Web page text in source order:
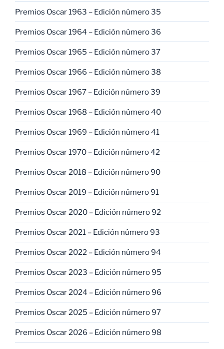
Premios Oscar 1963 – Edición número 35
Premios Oscar 1964 – Edición número 36
Premios Oscar 1965 – Edición número 37
Premios Oscar 1966 – Edición número 38
Premios Oscar 1967 – Edición número 39
Premios Oscar 1968 – Edición número 40
Premios Oscar 1969 – Edición número 41
Premios Oscar 1970 – Edición número 42
Premios Oscar 2018 – Edición número 90
Premios Oscar 2019 – Edición número 91
Premios Oscar 2020 – Edición número 92
Premios Oscar 2021 – Edición número 93
Premios Oscar 2022 – Edición número 94
Premios Oscar 2023 – Edición número 95
Premios Oscar 2024 – Edición número 96
Premios Oscar 2025 – Edición número 97
Premios Oscar 2026 – Edición número 98